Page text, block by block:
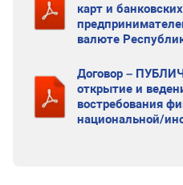
карт и
валюте
Договор –
открытие и
востребования
национальной/